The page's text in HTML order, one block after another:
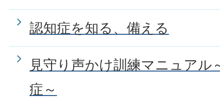
認知症を知る、備える
見守り声かけ訓練マニュアル
症～